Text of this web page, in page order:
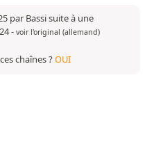
par Bassi suite à une
- voir l'original (allemand)
chaînes ?OUI